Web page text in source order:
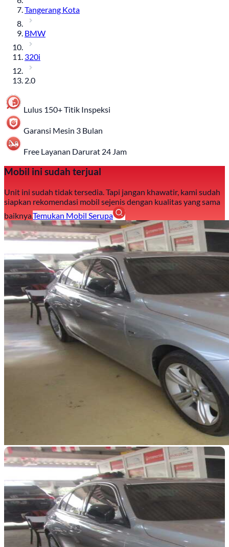
Tangerang Kota
BMW
320i
2.0
Lulus 150+ Titik Inspeksi
Garansi Mesin 3 Bulan
Free Layanan Darurat 24 Jam
Mobil ini sudah terjual
Unit ini sudah tidak tersedia. Tapi jangan khawatir, kami sudah
siapkan rekomendasi mobil sejenis dengan kualitas yang sama
baiknya.Temukan Mobil Serupa